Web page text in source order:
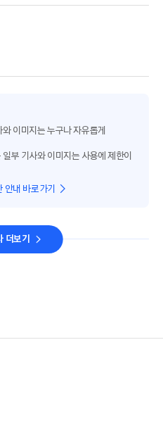
이미지는 누구나 자유롭게
부 기사와 이미지는 사용에 제한이
내 바로가기
더보기